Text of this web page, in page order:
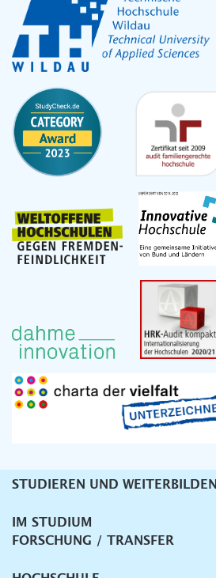
Unternavigation
STUDIEREN UND WEITERBILDEN
IM STUDIUM
FORSCHUNG / TRANSFER